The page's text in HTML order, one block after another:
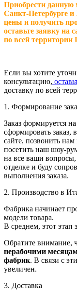
Приобрести данную
Санкт-Петербурге и
цены и получить
оставьте заявку на
по всей территории
Если вы хотите
консультацию,
доставку по всей
1. Формирование
Заказ формируется
сформировать заказ,
сайте, позвонить
посетить наш шоу-
на все ваши
отделке и буду
выполнения заказа.
2. Производство в
Фабрика начинает
модели товара.
В среднем, этот этап
Обратите внимание,
нерабочими
фабрик. В связи с
увеличен.
3. Доставка